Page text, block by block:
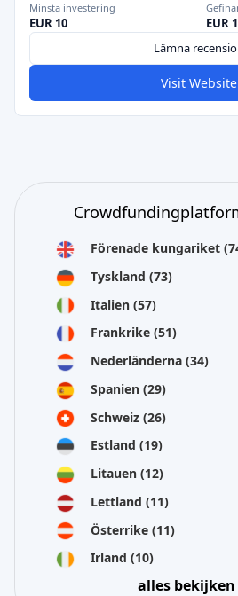
Minsta investering
EUR 10
EUR
Lämna
Visit Website
Förenade kungariket
Tyskland (73)
Italien (57)
Frankrike (51)
Nederländerna (34)
Spanien (29)
Schweiz (26)
Estland (19)
Litauen (12)
Lettland (11)
Österrike (11)
Irland (10)
alles bekijken